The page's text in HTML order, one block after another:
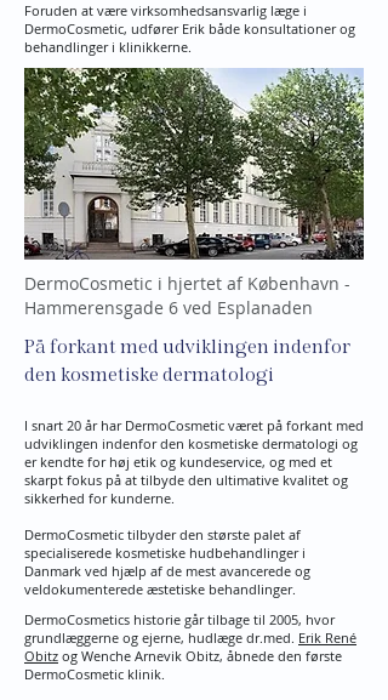
Foruden at være virksomhedsansvarlig læge i
DermoCosmetic, udfører Erik både konsultationer og
behandlinger i klinikkerne.
DermoCosmetic i hjertet af København -
Hammerensgade 6 ved Esplanaden
På forkant med udviklingen indenfor
den kosmetiske dermatologi
I snart 20 år har DermoCosmetic været på forkant med
udviklingen indenfor den kosmetiske dermatologi og
er kendte for høj etik og kundeservice, og med et
skarpt fokus på at tilbyde den ultimative kvalitet og
sikkerhed for kunderne.
DermoCosmetic tilbyder den største palet af
specialiserede kosmetiske hudbehandlinger i
Danmark ved hjælp af de mest avancerede og
veldokumenterede æstetiske behandlinger.
DermoCosmetics historie går tilbage til 2005, hvor
grundlæggerne og ejerne, hudlæge dr.med. Erik René
Obitz og Wenche Arnevik Obitz, åbnede den første
DermoCosmetic klinik.